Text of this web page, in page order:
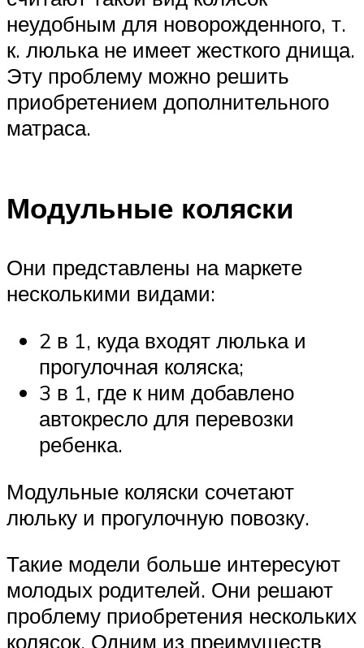
неудобным для новорожденного, т.
к. люлька не имеет жесткого днища.
Эту проблему можно решить
приобретением дополнительного
матраса.
Модульные коляски
Они представлены на маркете
несколькими видами:
2 в 1, куда входят люлька и
прогулочная коляска;
3 в 1, где к ним добавлено
автокресло для перевозки
ребенка.
Модульные коляски сочетают
люльку и прогулочную повозку.
Такие модели больше интересуют
молодых родителей. Они решают
проблему приобретения нескольких
колясок. Одним из преимуществ